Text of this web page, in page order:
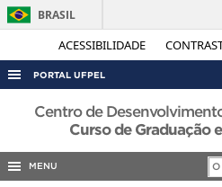
ACESSIBILIDADE
BRASIL
PORTAL UFPEL
ACESSO À INFORMAÇÃO
AUDITORIA
COBALTO
Centro de
Curso de Graduação
MENU